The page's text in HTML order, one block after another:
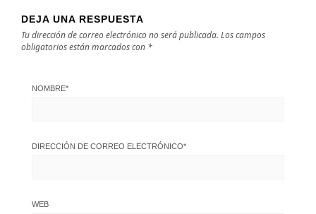
DEJA UNA RESPUESTA
Tu dirección de correo electrónico no será publicada. Los campos
obligatorios están marcados con *
NOMBRE*
DIRECCIÓN DE CORREO ELECTRÓNICO*
WEB